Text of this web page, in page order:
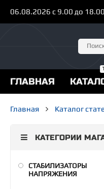
06.08.2026 с 9.00 до
ГЛАВНАЯ
Главная Каталог
КАТЕГОРИИ
СТАБИЛИЗАТОРЫ
НАПРЯЖЕНИЯ